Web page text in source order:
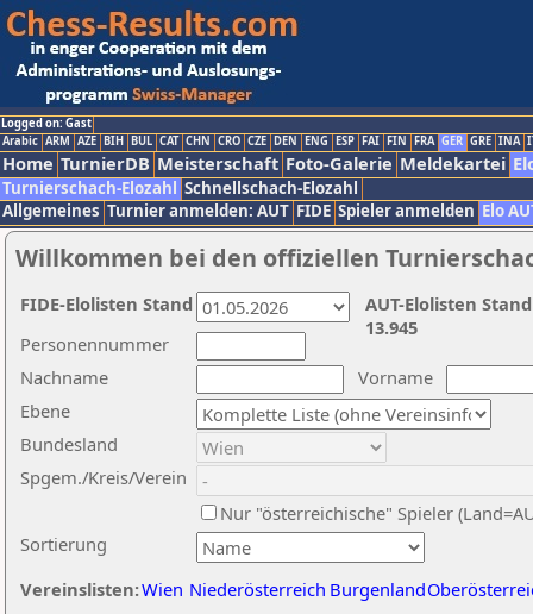
Logged on: Gast
Arabic ARM AZE BIH BUL CAT CHN CRO CZE DEN ENG ESP FAI FIN FRA GER GRE INA
Home TurnierDB Meisterschaft Foto-Galerie Meldekartei
Turnierschach-Elozahl Schnellschach-Elozahl
Allgemeines Turnier anmelden: AUT FIDE Spieler anmelden Elo
Willkommen bei den offiziellen
Nachname
Vorname
Ebene
Sortierung
Personennummer
Bundesland
Spgem./Kreis/Verein
Nur "österreichische" Spieler
Vereinslisten:Wien Niederösterreich Burgenland
AUT-Elolisten
13.945
FIDE-Elolisten Stand